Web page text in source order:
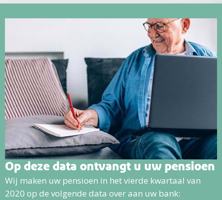
Op deze data ontvangt u uw pensioen
Wij maken uw pensioen in het vierde kwartaal van
2020 op de volgende data over aan uw bank: